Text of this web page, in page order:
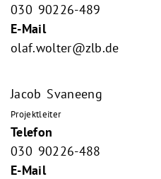
030 90226-489
E-Mail
olaf.wolter@zlb.de
Jacob Svaneeng
Projektleiter
Telefon
030 90226-488
E-Mail